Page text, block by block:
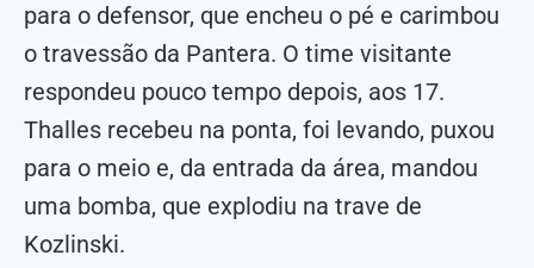
para o defensor, que encheu o pé e carimbou
o travessão da Pantera. O time visitante
respondeu pouco tempo depois, aos 17.
Thalles recebeu na ponta, foi levando, puxou
para o meio e, da entrada da área, mandou
uma bomba, que explodiu na trave de
Kozlinski.